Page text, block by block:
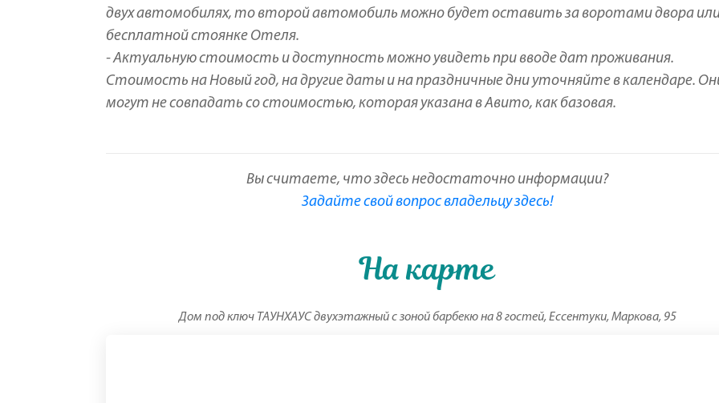
двух автомобилях, то второй автомобиль можно будет оставить за воротами двора
бесплатной стоянке Отеля.
- Актуальную стоимость и доступность можно увидеть при вводе дат проживания.
Стоимость на Новый год, на другие даты и на праздничные дни уточняйте в календаре.
могут не совпадать со стоимостью, которая указана в Авито, как базовая.
Вы считаете, что здесь недостаточно информации?
Задайте свой вопрос владельцу здесь!
На карте
Дом под ключ ТАУНХАУС двухэтажный с зоной барбекю на 8 гостей, Ессентуки, Маркова, 95